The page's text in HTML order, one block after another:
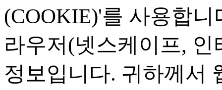
(COOKIE)'를 사용합니
라우저 (넷스케이프, 인
정보입니다. 귀하께서